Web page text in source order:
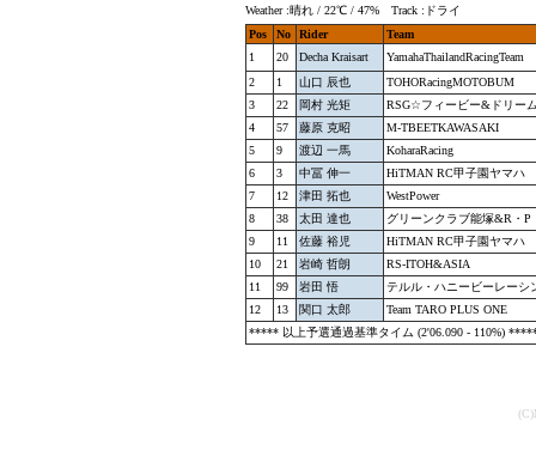
Weather :晴れ / 22℃ / 47% Track :ドライ
Pos
No Rider
Team
1
20 Decha Kraisart
YamahaThailandRacingTeam
2
1 山口 辰也
TOHORacingMOTOBUM
3
22 岡村 光矩
RSG☆フィービー&ドリー
4
57 藤原 克昭
M-TBEETKAWASAKI
5
9 渡辺 一馬
KoharaRacing
6
3 中冨 伸一
HiTMAN RC甲子園ヤマハ
7
12 津田 拓也
WestPower
8
38 太田 達也
グリーンクラブ能塚&R・P
9
11 佐藤 裕児
HiTMAN RC甲子園ヤマハ
10
21 岩崎 哲朗
RS-ITOH&ASIA
11
99 岩田 悟
テルル・ハニービーレーシ
12
13 関口 太郎
Team TARO PLUS ONE
***** 以上予選通過基準タイム (2'06.090 - 110%)